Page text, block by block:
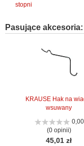
stopni
Pasujące akcesoria:
KRAUSE Hak na
wsuwany
0,00
(0 opinii)
45,01 zł